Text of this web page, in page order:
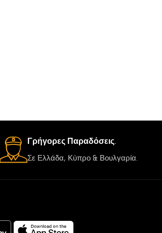
Γρήγορες Παραδόσεις.
Σε Ελλάδα, Κύπρο & Βουλγαρία.